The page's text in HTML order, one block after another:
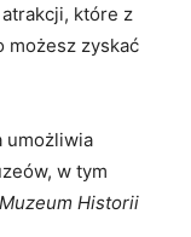
które ​z
możesz zyskać⁢
umożliwia
‍w tym
Muzeum Historii